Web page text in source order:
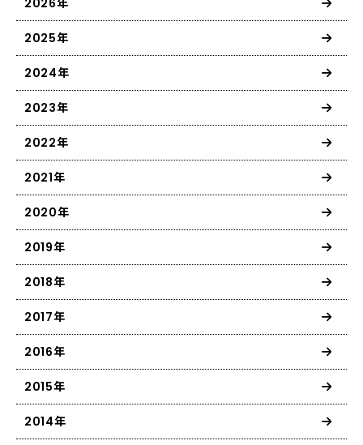
2025年
2024年
2023年
2022年
2021年
2020年
2019年
2018年
2017年
2016年
2015年
2014年